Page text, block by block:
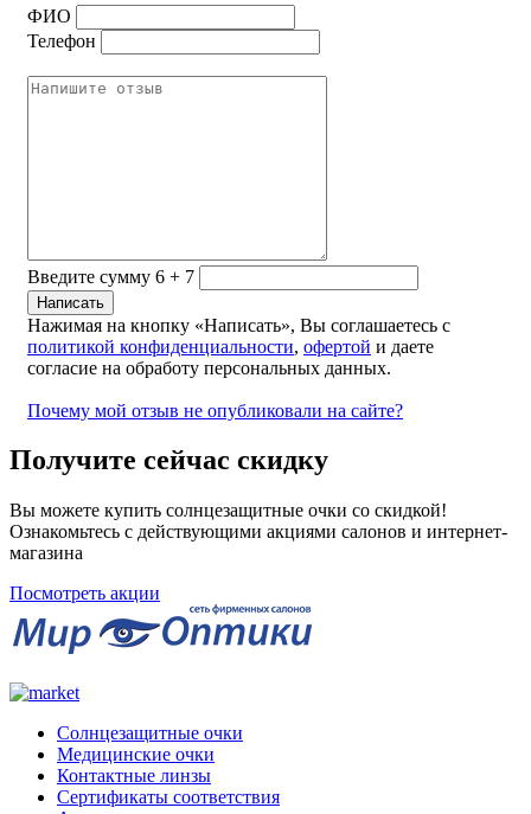
ФИО
Телефон
Введите сумму 6 + 7
Нажимая на кнопку «Написать», Вы соглашаетесь с
политикой конфиденциальности, офертой и даете
согласие на обработу персональных данных.
Почему мой отзыв не опубликовали на сайте?
Получите сейчас скидку
Вы можете купить солнцезащитные очки со скидкой!
Ознакомьтесь с действующими акциями салонов и интернет-
магазина
Посмотреть акции
Солнцезащитные очки
Медицинские очки
Контактные линзы
Сертификаты соответствия